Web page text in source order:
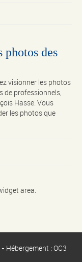
photos des
visionner les photos
de professionnels,
Hasse. Vous
les photos que
area.
Hébergement : OC3